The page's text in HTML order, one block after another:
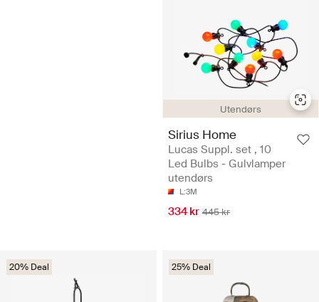
Utendørs
Sirius Home
Lucas Suppl. set , 10
Led Bulbs - Gulvlamper
utendørs
L:3M
334 kr 445 kr
20% Deal 25% Deal